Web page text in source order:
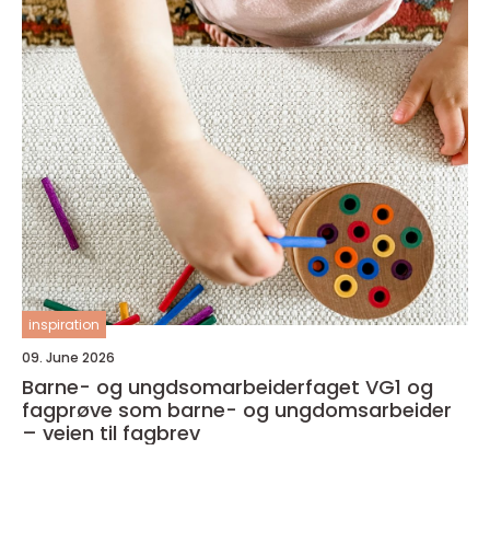
inspiration
09. June 2026
Barne- og ungdsomarbeiderfaget VG1 og
fagprøve som barne- og ungdomsarbeider
– veien til fagbrev